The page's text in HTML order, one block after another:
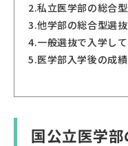
2.私立医学部の総合
3.他学部の総合型選
4.一般選抜で入学し
5.医学部入学後の成績
国公立医学